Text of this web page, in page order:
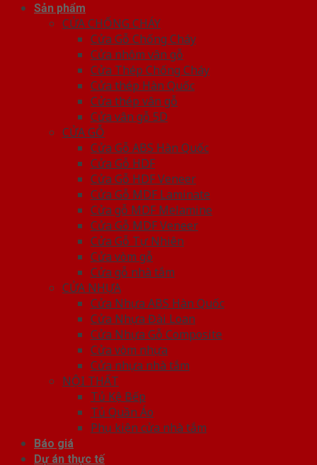
Sản phẩm
CỬA CHỐNG CHÁY
Cửa Gỗ Chống Cháy
Cửa nhôm vân gỗ
Cửa Thép Chống Cháy
Cửa thép Hàn Quốc
Cửa thép vân gỗ
Cửa vân gỗ 5D
CỬA GỖ
Cửa Gỗ ABS Hàn Quốc
Cửa Gỗ HDF
Cửa Gỗ HDF Veneer
Cửa Gỗ MDF Laminate
Cửa gỗ MDF Melamine
Cửa Gỗ MDF Veneer
Cửa Gỗ Tự Nhiên
Cửa vòm gỗ
Cửa gỗ nhà tắm
CỬA NHỰA
Cửa Nhựa ABS Hàn Quốc
Cửa Nhựa Đài Loan
Cửa Nhựa Gỗ Composite
Cửa vòm nhựa
Cửa nhựa nhà tắm
NỘI THẤT
Tủ Kệ Bếp
Tủ Quần Áo
Phụ kiện cửa nhà tắm
Báo giá
Dự án thực tế